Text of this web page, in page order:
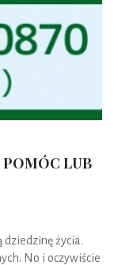
POMÓC LUB
życia.
No i oczywiście